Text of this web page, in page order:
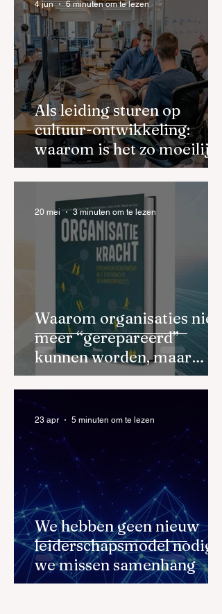
Als leiding sturen op
cultuur-ontwikkeling:
waarom is het zo moeilijk
en hoe doe je dat goed?
4 jun 6 minuten om te lezen
Waarom organisaties niet
meer “gerepareerd”
kunnen worden, maar
opnieuw ontworpen
moeten worden
20 mei 3 minuten om te lezen
We hebben geen nieuw
leiderschapsmodel nodig,
we missen samenhang
23 apr 5 minuten om te lezen